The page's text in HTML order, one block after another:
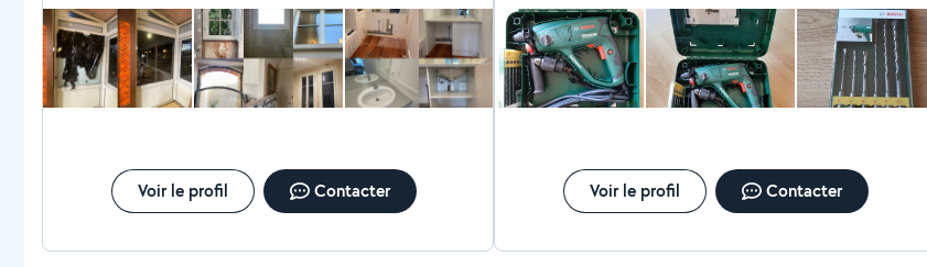
à faire appel à lui la prochaine fois. Merci encore
Voir le profil Contacter
même dans de grands diamètres grâce à son puissant
mécanisme de frappe électropneumatique. Fonction
burinage pour retirer du carrelage et la réalisation de
saignées. Variateur électronique Bosch, marche
droite/gauche : pour un perçage et un vissage précis.
automatique pour percer et visser. Puissance : 600W
Force de frappe : 1,9J Poids : 2,2kg Type de frappe :
électropneumatique pour béton armé, vibré et
les forets avec de l'eau mais uniquement avec un
Voir le profil Contacter